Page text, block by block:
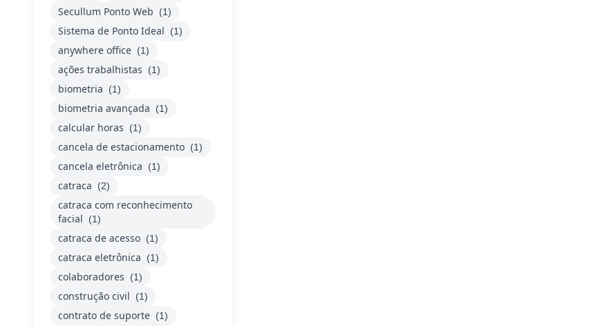
Secullum Ponto Web (1)
Sistema de Ponto Ideal (1)
anywhere office (1)
ações trabalhistas (1)
biometria (1)
biometria avançada (1)
calcular horas (1)
cancela de estacionamento (1)
cancela eletrônica (1)
catraca (2)
catraca com reconhecimento
facial
(1)
catraca de acesso (1)
catraca eletrônica (1)
colaboradores (1)
construção civil (1)
contrato de suporte (1)